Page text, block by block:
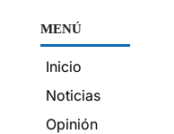
MENÚ
Inicio
Noticias
Opinión